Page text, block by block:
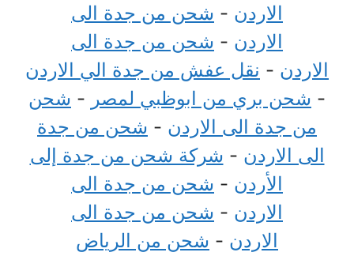
الاردن - شحن من جدة الى
الاردن - شحن من جدة الى
الاردن - نقل عفش من جدة الي الاردن
- شحن بري من ابوظبي لمصر - شحن
من جدة الى الاردن - شحن من جدة
الى الاردن - شركة شحن من جدة إلى
الأردن - شحن من جدة الى
الاردن - شحن من جدة الى
الاردن - شحن من الرياض